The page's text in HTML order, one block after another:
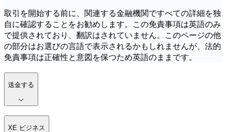
取引を開始する前に、関連する金融機関ですべての詳細を独
自に確認することをお勧めします。この免責事項は英語のみ
で提供されており、翻訳はされていません。このページの他
の部分はお選びの言語で表示されるかもしれませんが、法的
免責事項は正確性と意図を保つため英語のままです。
送金する
XE ビジネス